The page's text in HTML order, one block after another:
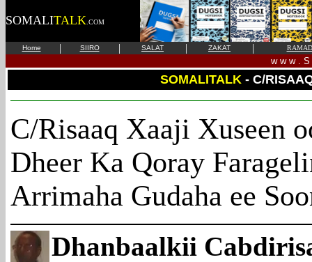
SOMALITALK .COM
Home | SIIRO | SALAT | ZAKAT |
w w w .
SOMALITALK - C/
C/Risaaq Xaaji Xuseen
Dheer Ka Qoray
Arrimaha Gudaha ee
Dhanbaalkii